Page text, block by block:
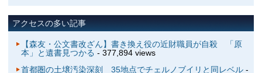
アクセスの多い記事
【森友・公文書改ざん】書き換え役の近財職員が自殺 「原
本」と遺書見つかる - 377,894 views
首都圏の土壌汚染深刻 35地点でチェルノブイリと同レベル-